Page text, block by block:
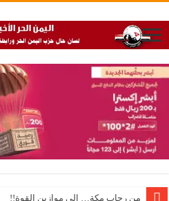
من رحاب مكة… إلى موازين القوة!!